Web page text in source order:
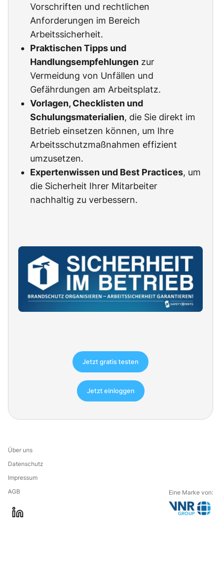
Vorschriften und rechtlichen
Anforderungen im Bereich
Arbeitssicherheit.
Praktischen Tipps und
Handlungsempfehlungen zur
Vermeidung von Unfällen und
Gefährdungen am Arbeitsplatz.
Vorlagen, Checklisten und
Schulungsmaterialien, die Sie direkt im
Betrieb einsetzen können, um Ihre
Arbeitsschutzmaßnahmen effizient
umzusetzen.
Expertenwissen und Best Practices, um
die Sicherheit Ihrer Mitarbeiter
nachhaltig zu verbessern.
Jetzt gratis testen
Jetzt einloggen
Über uns
Datenschutz
Impressum
AGB
Eine Marke von: